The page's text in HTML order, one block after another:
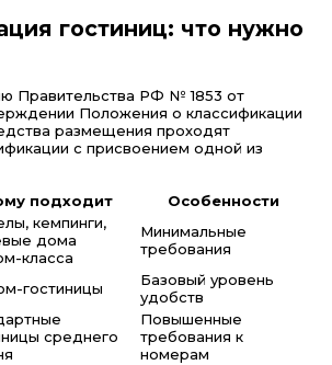
гостиниц: что нужно
Правительства РФ № 1853 от
Положения о классификации
размещения проходят
с присвоением одной из
подходит Особенности
кемпинги,
дома
класса
Минимальные
требования
гостиницы
Базовый уровень
удобств
среднего
Повышенные
требования к
номерам